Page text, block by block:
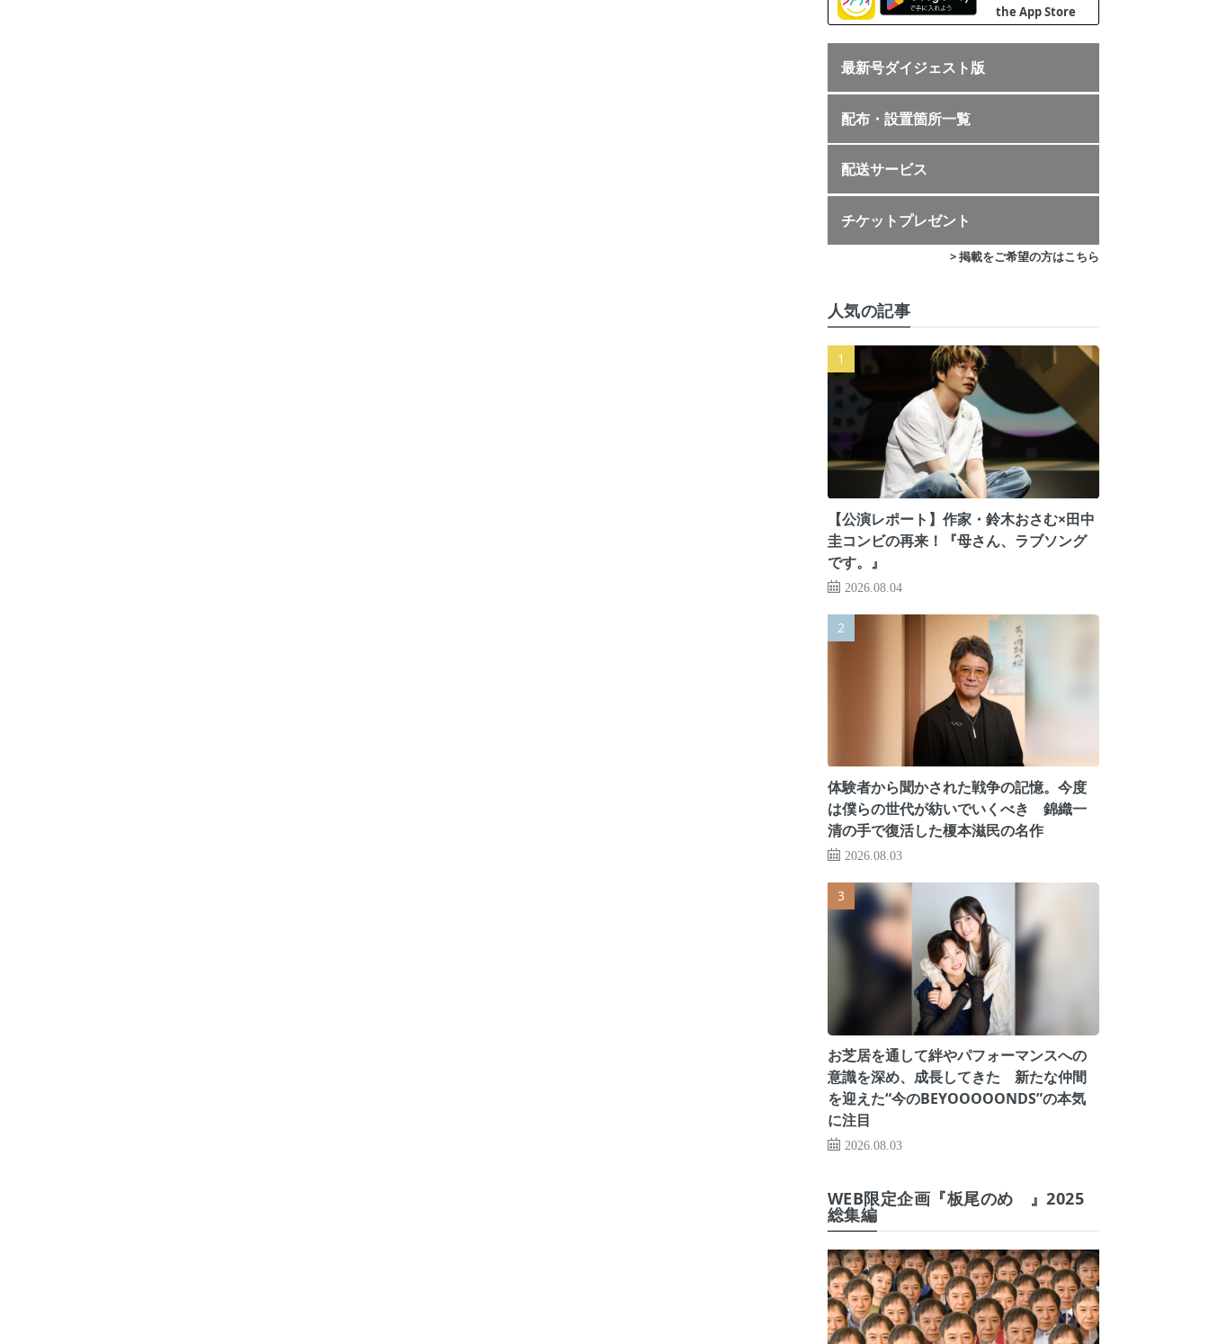
最新号ダイジェスト版
配布・設置箇所一覧
配送サービス
チケットプレゼント
> 掲載をご希望の方はこちら
人気の記事
【公演レポート】作家・鈴木おさむ×田中
圭コンビの再来！『母さん、ラブソング
です。』
2026.08.04
体験者から聞かされた戦争の記憶。今度
は僕らの世代が紡いでいくべき 錦織一
清の手で復活した榎本滋民の名作
2026.08.03
お芝居を通して絆やパフォーマンスへの
意識を深め、成長してきた 新たな仲間
を迎えた“今のBEYOOOOONDS”の本気
に注目
2026.08.03
WEB限定企画『板尾のめ゙』2025
総集編